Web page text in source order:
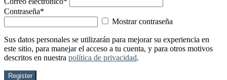
Contraseña*
Mostrar contraseña
Sus datos personales se utilizarán para mejorar su experiencia en
este sitio, para manejar el acceso a tu cuenta, y para otros motivos
descritos en nuestra política de privacidad.
Register